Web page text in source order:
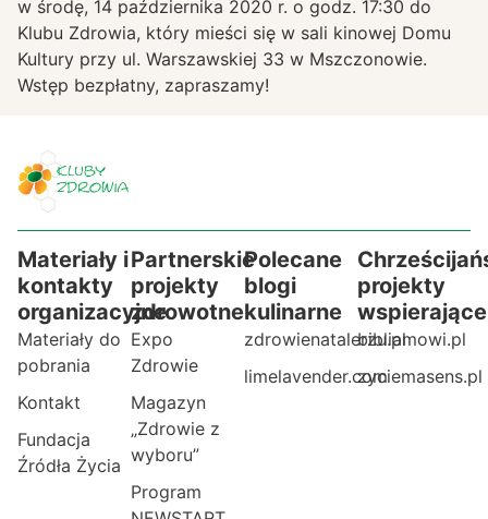
w środę, 14 października 2020 r. o godz. 17:30 do
Klubu Zdrowia, który mieści się w sali kinowej Domu
Kultury przy ul. Warszawskiej 33 w Mszczonowie.
Wstęp bezpłatny, zapraszamy!
Materiały i
kontakty
organizacyjne
Materiały do
pobrania
Kontakt
Fundacja
Źródła Życia
Partnerskie
projekty
zdrowotne
Expo
Zdrowie
Magazyn
„Zdrowie z
wyboru”
Program
Polecane
blogi
kulinarne
zdrowienatalerzu.pl
limelavender.com
projekty
wspierające
bibliamowi.pl
zyciemasens.pl